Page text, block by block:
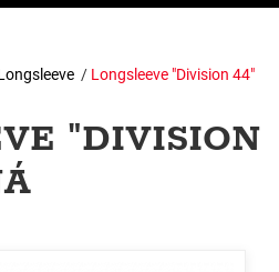
/ Longsleeve "Division 44"
"DIVISION